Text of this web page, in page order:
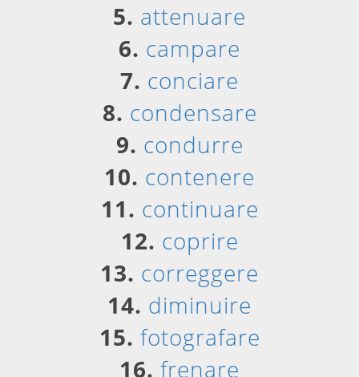
5. attenuare
6. campare
7. conciare
8. condensare
9. condurre
10. contenere
11. continuare
12. coprire
13. correggere
14. diminuire
15. fotografare
16. frenare